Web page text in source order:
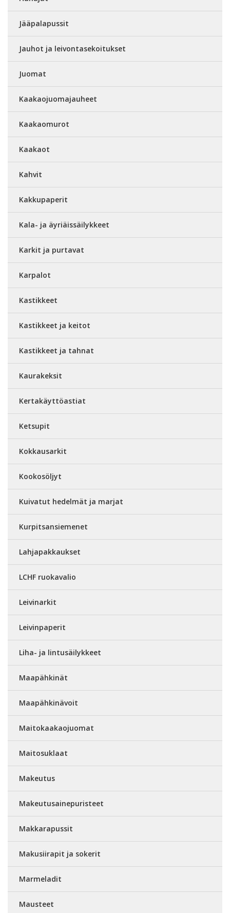
Jääpalapussit
Jauhot ja leivontasekoitukset
Juomat
Kaakaojuomajauheet
Kaakaomurot
Kaakaot
Kahvit
Kakkupaperit
Kala- ja äyriäissäilykkeet
Karkit ja purtavat
Karpalot
Kastikkeet
Kastikkeet ja keitot
Kastikkeet ja tahnat
Kaurakeksit
Kertakäyttöastiat
Ketsupit
Kokkausarkit
Kookosöljyt
Kuivatut hedelmät ja marjat
Kurpitsansiemenet
Lahjapakkaukset
LCHF ruokavalio
Leivinarkit
Leivinpaperit
Liha- ja lintusäilykkeet
Maapähkinät
Maapähkinävoit
Maitokaakaojuomat
Maitosuklaat
Makeutus
Makeutusainepuristeet
Makkarapussit
Makusiirapit ja sokerit
Marmeladit
Mausteet